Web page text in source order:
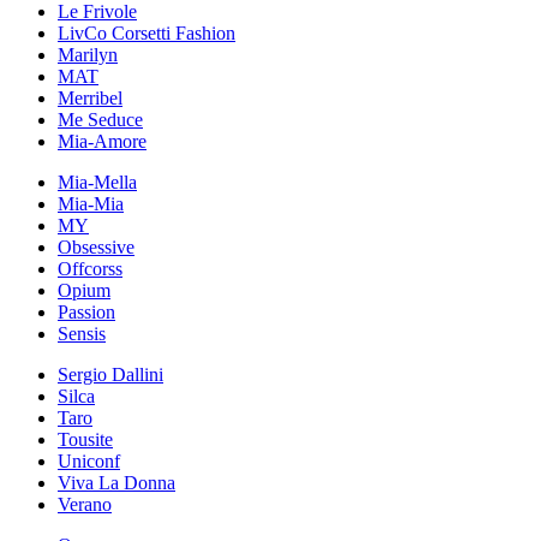
Le Frivole
LivCo Corsetti Fashion
Marilyn
MAT
Merribel
Me Seduce
Mia-Amore
Mia-Mella
Mia-Mia
MY
Obsessive
Offcorss
Opium
Passion
Sensis
Sergio Dallini
Silca
Taro
Tousite
Uniconf
Viva La Donna
Verano